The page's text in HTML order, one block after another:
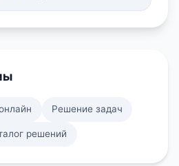
Решение задач
решений